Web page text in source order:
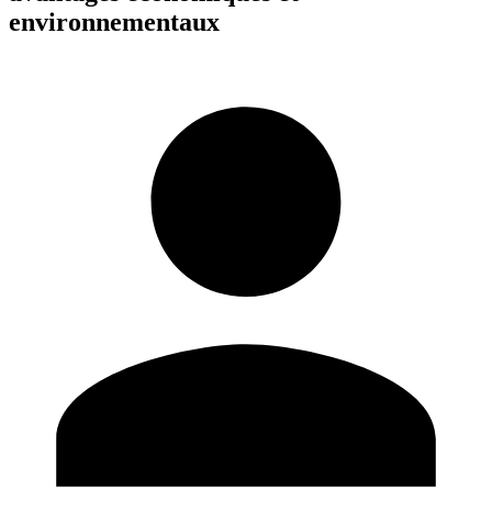
environnementaux